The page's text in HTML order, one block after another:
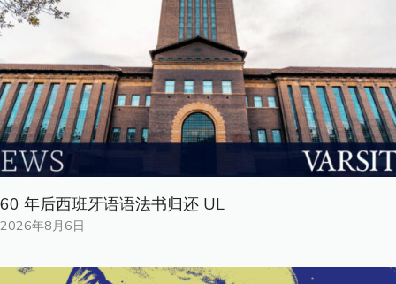
60 年后西班牙语语法书归还 UL
2026年8月6日